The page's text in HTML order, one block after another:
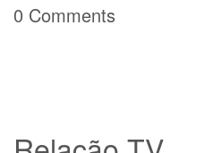
0 Comments